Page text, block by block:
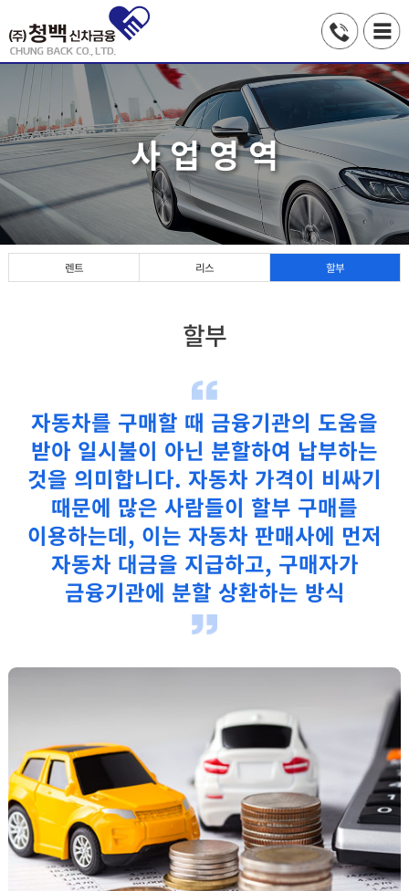
사 업 영 역
렌트 리스 할부
할부
자동차를 구매할 때 금융기관의 도움을
받아 일시불이 아닌 분할하여 납부하는
것을 의미합니다. 자동차 가격이 비싸기
때문에 많은 사람들이 할부 구매를
이용하는데, 이는 자동차 판매사에 먼저
자동차 대금을 지급하고, 구매자가
금융기관에 분할 상환하는 방식